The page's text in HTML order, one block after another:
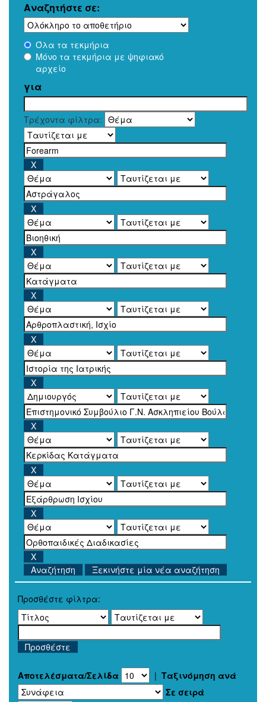
Αναζητήστε σε:
Όλα τα τεκμήρια
Μόνο τα τεκμήρια με ψηφιακό
αρχείο
για
Τρέχοντα φίλτρα:
Ξεκινήστε μία νέα αναζήτηση
Προσθέστε φίλτρα:
Αποτελέσματα/Σελίδα | Ταξινόμηση ανά
Σε σειρά